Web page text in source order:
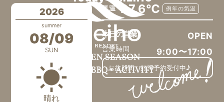
2026
summer
08/09
SUN
晴れ
気温 27.6℃ 例年の気温
本日の営業 OPEN
営業時間 9:00〜17:00
お盆期間、好評予約受付中♪